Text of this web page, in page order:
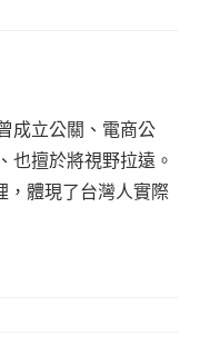
成立公關、電商公
也擅於將視野拉遠。
，體現了台灣人實際